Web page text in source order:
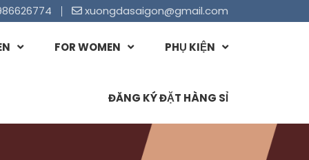
xuongdasaigon@gmail.com
FOR WOMEN PHỤ KIỆN
ĐĂNG KÝ ĐẶT HÀNG SỈ